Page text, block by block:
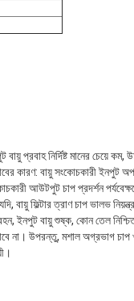
প্রবাহ নির্দিষ্ট মানের চেয়ে কম,
কারণ: বায়ু সংকোচকারী ইনপুট
আউটপুট চাপ প্রদর্শন
বায়ু ফিল্টার ত্রাণ চাপ ভালভ
ইনপুট বায়ু শুষ্ক, কোন তেল
না। উপরন্তু, মশাল অগ্রভাগ